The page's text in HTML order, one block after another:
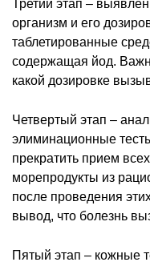
Третий этап –
организм и его
таблетированные
содержащая йод.
какой дозировке
Четвертый этап –
элиминационные
прекратить прием
морепродукты из
после проведения
вывод, что болезнь
Пятый этап – кожные